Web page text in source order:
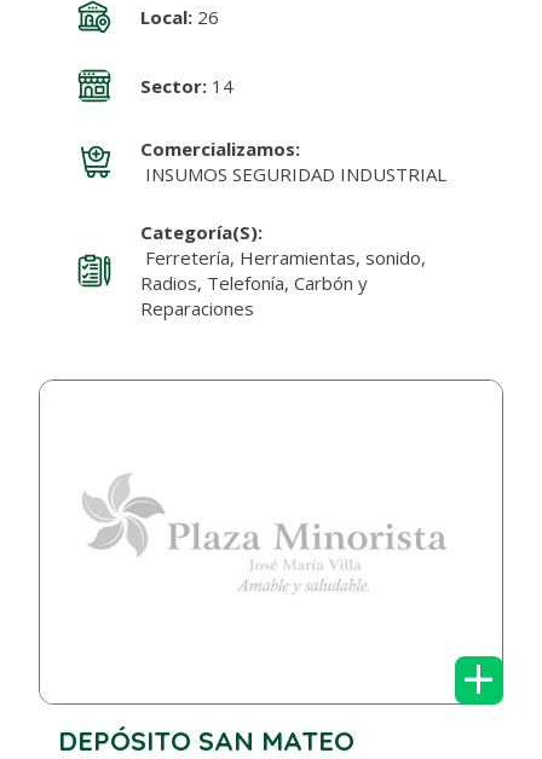
Local:26
Sector:14
Comercializamos:
INSUMOS SEGURIDAD INDUSTRIAL
Categoría(s):
Ferretería, Herramientas, sonido,
Radios, Telefonía, Carbón y
Reparaciones
+
DEPÓSITO SAN MATEO